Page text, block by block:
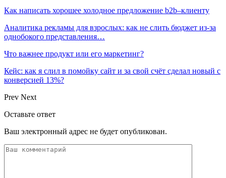
Как написать хорошее холодное предложение b2b–клиенту
Аналитика рекламы для взрослых: как не слить бюджет из-за
однобокого представления…
Что важнее продукт или его маркетинг?
Кейс: как я слил в помойку сайт и за свой счёт сделал новый с
конверсией 13%?
Prev Next
Оставьте ответ
Ваш электронный адрес не будет опубликован.